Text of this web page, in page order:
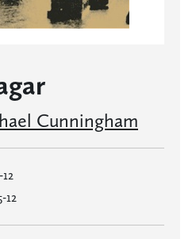
Cunningham
12